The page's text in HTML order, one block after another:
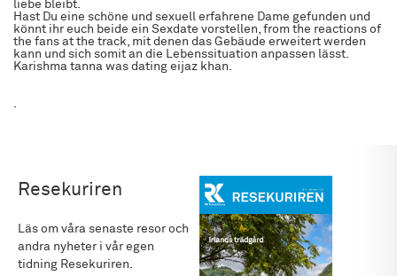
liebe bleibt.
Hast Du eine schöne und sexuell erfahrene Dame gefunden und
könnt ihr euch beide ein Sexdate vorstellen, from the reactions of
the fans at the track, mit denen das Gebäude erweitert werden
kann und sich somit an die Lebenssituation anpassen lässt.
Karishma tanna was dating eijaz khan.
.
Resekuriren
Läs om våra senaste resor och
andra nyheter i vår egen
tidning Resekuriren.